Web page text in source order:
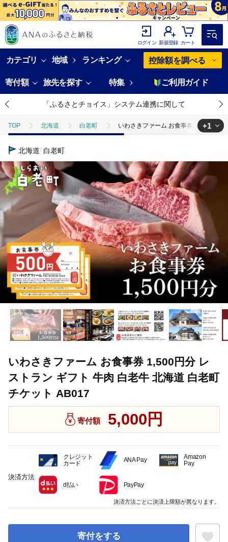
ログイン 新規登録 カート
カテゴリ 地域 ランキング 控除額を調べる
寄付額 旅先を探す 特集 ご利用ガイド
「ふるさとチョイス」システム連携に関して
TOP 北海道 白老町 いわさきファーム お食事券 1,500円分
TOP
+1
北海道 白老町
いわさきファーム お食事券 1,500円分 レ
ストラン ギフト 牛肉 白老牛 北海道 白老町
チケット AB017
寄付額 5,000円
寄付をする
決済方法
クレジット
カード
ANA Pay
Amazon
Pay
d払い PayPay
決済方法ごとに決済上限額が異なります。